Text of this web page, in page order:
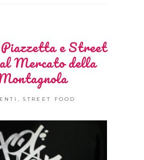
e Street
Mercato della
STREET FOOD